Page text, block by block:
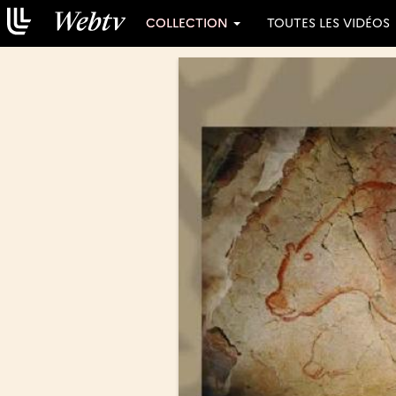
COLLECTION TOUTES LES VIDÉOS